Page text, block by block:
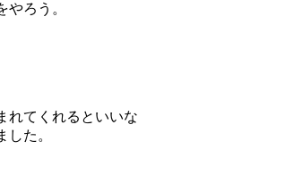
ろう。
れてくれるといいな
た。